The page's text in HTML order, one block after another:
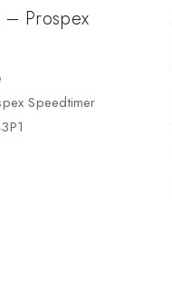
– Prospex
Speedtimer